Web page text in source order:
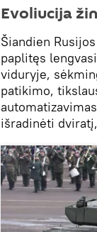
Evoliucija
Šiandien
paplitęs
viduryje,
patikimo,
išradinėti